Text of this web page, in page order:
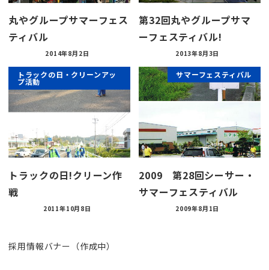
丸やグループサマーフェス
ティバル
2014年8月2日
第32回丸やグループサマ
ーフェスティバル!
2013年8月3日
トラックの日・クリーンアッ
プ活動
トラックの日!クリーン作
戦
2011年10月8日
サマーフェスティバル
2009 第28回シーサー・
サマーフェスティバル
2009年8月1日
採用情報バナー（作成中）